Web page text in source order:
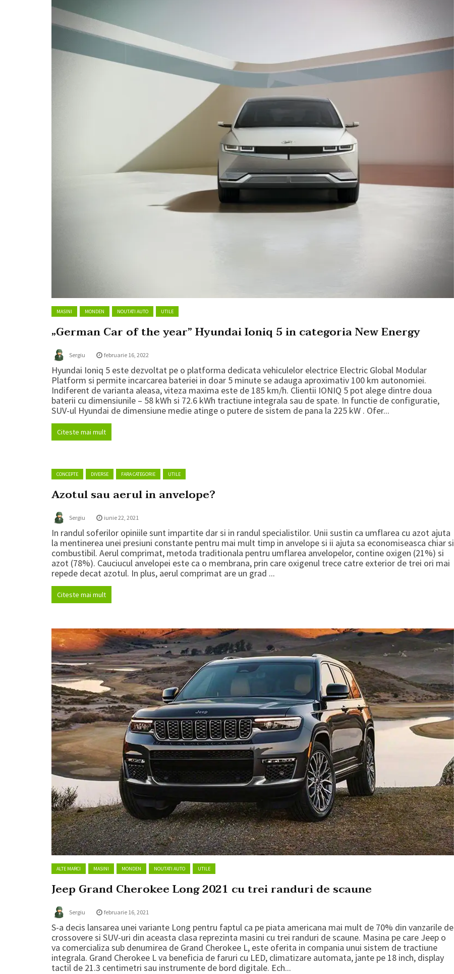
MASINI MONDEN NOUTATI AUTO UTILE
„German Car of the year” Hyundai Ioniq 5 in categoria New Energy
Sergiu februarie 16, 2022
Hyundai Ioniq 5 este dezvoltat pe o platforma dedicata vehiculelor electrice Electric Global Modular
Platform si permite incarcarea bateriei in doar 5 minute se adauga aproximativ 100 km autonomiei.
Indiferent de varianta aleasa, viteza maxima este de 185 km/h. Clientii IONIQ 5 pot alege dintre doua
baterii cu dimensiunile – 58 kWh si 72.6 kWh tractiune integrala sau de spate. In functie de configuratie,
SUV-ul Hyundai de dimensiune medie atinge o putere de sistem de pana la 225 kW . Ofer...
Citeste mai mult
CONCEPTE DIVERSE FARA CATEGORIE UTILE
Azotul sau aerul in anvelope?
Sergiu iunie 22, 2021
In randul soferilor opiniile sunt impartite dar si in randul specialistilor. Unii sustin ca umflarea cu azot ajuta
la mentinerea unei presiuni constante pentru mai mult timp in anvelope si ii ajuta sa economiseasca chiar si
combustibil. Aerul comprimat, metoda traditionala pentru umflarea anvelopelor, contine oxigen (21%) si
azot (78%). Cauciucul anvelopei este ca o membrana, prin care oxigenul trece catre exterior de trei ori mai
repede decat azotul. In plus, aerul comprimat are un grad ...
Citeste mai mult
ALTE MARCI MASINI MONDEN NOUTATI AUTO UTILE
Jeep Grand Cherokee Long 2021 cu trei randuri de scaune
Sergiu februarie 16, 2021
S-a decis lansarea unei variante Long pentru faptul ca pe piata americana mai mult de 70% din vanzarile de
crossovere si SUV-uri din aceasta clasa reprezinta masini cu trei randuri de scaune. Masina pe care Jeep o
va comercializa sub denumirea de Grand Cherokee L, este oferita in compania unui sistem de tractiune
integrala. Grand Cherokee L va beneficia de faruri cu LED, climatizare automata, jante pe 18 inch, display
tactil de 21.3 centimetri sau instrumente de bord digitale. Ech...